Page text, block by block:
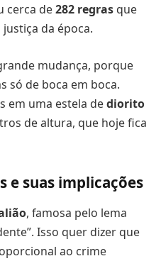
cerca de282 regras que
da época.
mudança, porque
só de boca em boca.
em uma estela dediorito
de altura, que hoje fica
e suas implicações
, famosa pelo lema
Isso quer dizer que
ao crime